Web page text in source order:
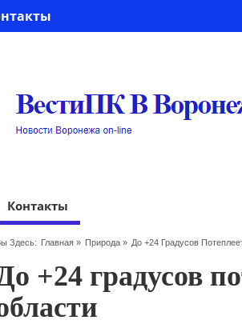
Контакты
Здесь: Главная» Природа » До +24 Градусов
+24 градусов